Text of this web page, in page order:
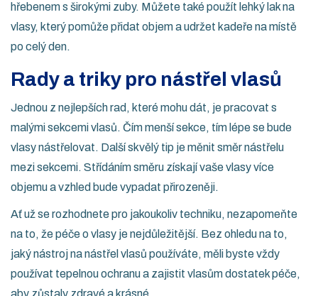
hřebenem s širokými zuby. Můžete také použít lehký lak na
vlasy, který pomůže přidat objem a udržet kadeře na místě
po celý den.
Rady a triky pro nástřel vlasů
Jednou z nejlepších rad, které mohu dát, je pracovat s
malými sekcemi vlasů. Čím menší sekce, tím lépe se bude
vlasy nástřelovat. Další skvělý tip je měnit směr nástřelu
mezi sekcemi. Střídáním směru získají vaše vlasy více
objemu a vzhled bude vypadat přirozeněji.
Ať už se rozhodnete pro jakoukoliv techniku, nezapomeňte
na to, že péče o vlasy je nejdůležitější. Bez ohledu na to,
jaký nástroj na nástřel vlasů používáte, měli byste vždy
používat tepelnou ochranu a zajistit vlasům dostatek péče,